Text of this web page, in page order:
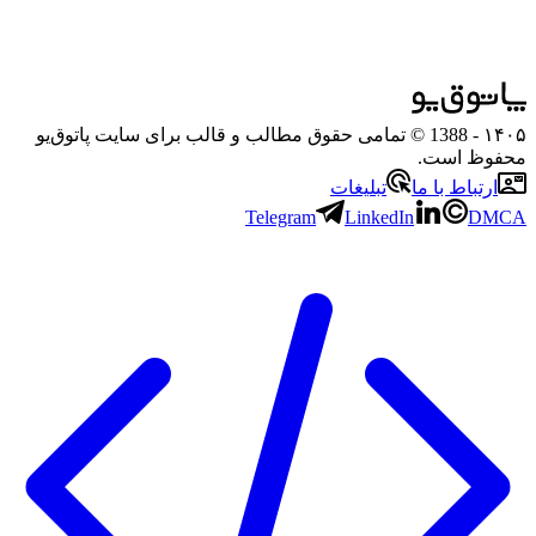
۱۴۰۵
- 1388 © تمامی حقوق مطالب و قالب برای سایت پاتوق‌یو
محفوظ است.
ارتباط با ما
تبلیغات
Telegram
LinkedIn DMCA